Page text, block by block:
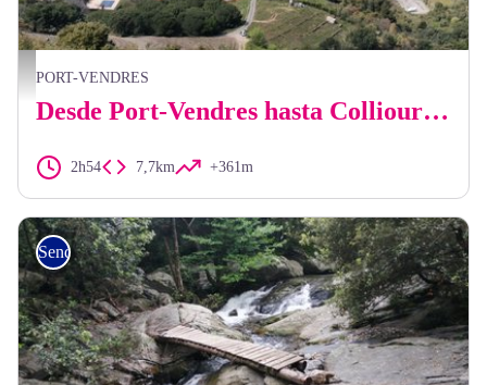
Elisabeth Coste
PORT-VENDRES
Desde Port-Vendres hasta Collioure pasando por el Fort Saint-Elme
2h54 7,7km +361m
Senderismo